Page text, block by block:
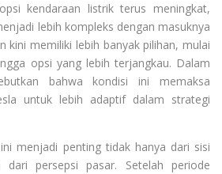
kendaraan listrik terus meningkat,
lebih kompleks dengan masuknya
kini memiliki lebih banyak pilihan, mulai
opsi yang lebih terjangkau. Dalam
bahwa kondisi ini memaksa
untuk lebih adaptif dalam strategi
menjadi penting tidak hanya dari sisi
persepsi pasar. Setelah periode